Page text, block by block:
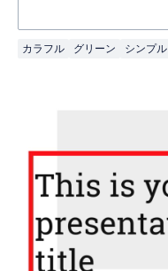
カラフル グリーン シンプル